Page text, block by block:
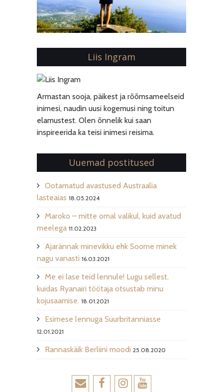
Liis Ingram
Armastan sooja, päikest ja rõõmsameelseid
inimesi, naudin uusi kogemusi ning toitun
elamustest. Olen õnnelik kui saan
inspireerida ka teisi inimesi reisima.
Uuemad postitused
Ootamatud avastused Austraalia
lasteaias 18.05.2024
Maroko – mitte omal valikul, kuid avatud
meelega 11.02.2023
Ajarännak minevikku ehk Soome minek
nagu vanasti 16.03.2021
Me ei lase teid lennule! Lugu sellest,
kuidas Ryanairi töötaja otsustab minu
kojusaamise. 18.01.2021
Esimese lennuga Suurbritanniasse
12.01.2021
Rannaskäik Berliini moodi 25.08.2020